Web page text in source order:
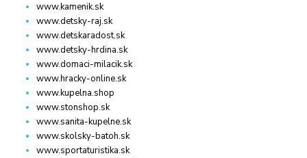
www.kamenik.sk
www.detsky-raj.sk
www.detskaradost.sk
www.detsky-hrdina.sk
www.domaci-milacik.sk
www.hracky-online.sk
www.kupelna.shop
www.stonshop.sk
www.sanita-kupelne.sk
www.skolsky-batoh.sk
www.sportaturistika.sk